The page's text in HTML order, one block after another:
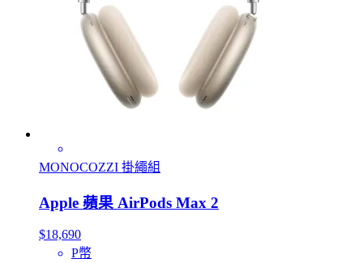
MONOCOZZI 掛繩組
Apple 蘋果 AirPods Max 2
$18,690
P幣